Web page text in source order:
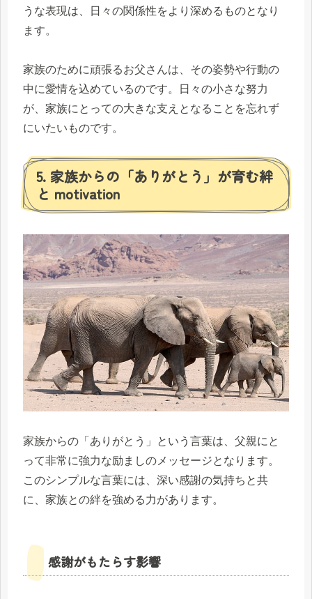
うな表現は、日々の関係性をより深めるものとなり
ます。
家族のために頑張るお父さんは、その姿勢や行動の
中に愛情を込めているのです。日々の小さな努力
が、家族にとっての大きな支えとなることを忘れず
にいたいものです。
5. 家族からの「ありがとう」が育む絆
と motivation
家族からの「ありがとう」という言葉は、父親にと
って非常に強力な励ましのメッセージとなります。
このシンプルな言葉には、深い感謝の気持ちと共
に、家族との絆を強める力があります。
感謝がもたらす影響